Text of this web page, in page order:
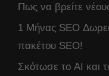
Πως να βρείτε
1 Μήνας SEO
πακέτου SEO!
Σκότωσε το AI και